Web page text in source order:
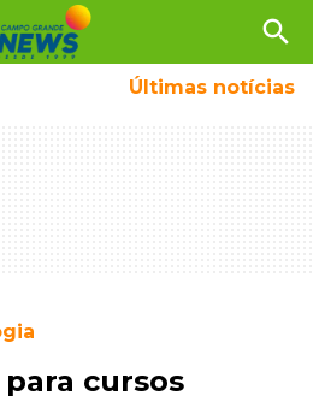
search
Últimas notícias
cursos